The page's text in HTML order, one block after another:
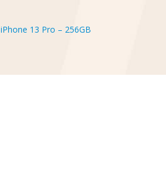
iPhone 13 Pro – 256GB